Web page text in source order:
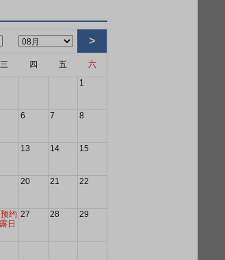
>
三 四 五
六
1
6 7 8
13 14 15
20 21 22
预约
日
27 28 29